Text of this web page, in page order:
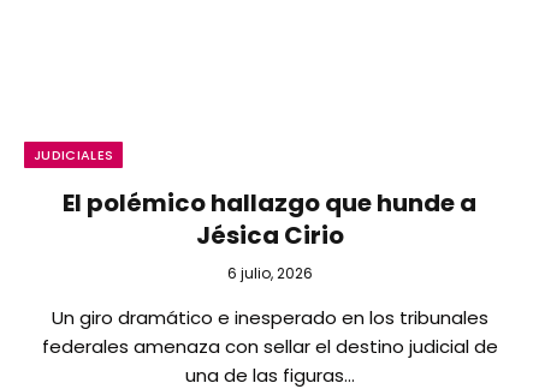
JUDICIALES
El polémico hallazgo que hunde a
Jésica Cirio
6 julio, 2026
Un giro dramático e inesperado en los tribunales
federales amenaza con sellar el destino judicial de
una de las figuras…